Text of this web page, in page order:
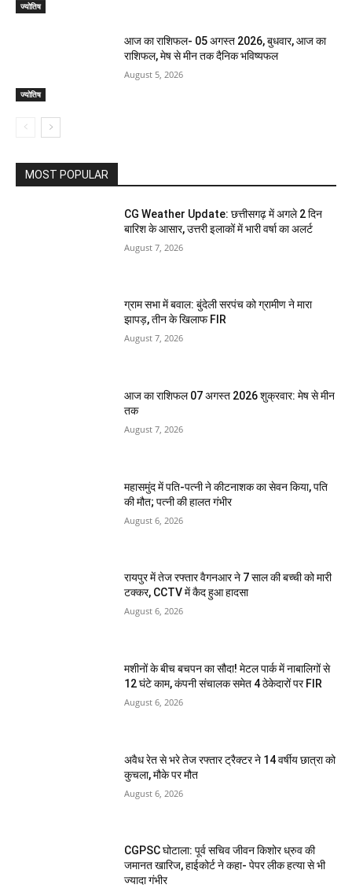
ज्योतिष
ज्योतिष
आज का राशिफल- 05 अगस्त 2026, बुधवार, आज का
राशिफल, मेष से मीन तक दैनिक भविष्यफल
August 5, 2026
MOST POPULAR
CG Weather Update: छत्तीसगढ़ में अगले 2 दिन
बारिश के आसार, उत्तरी इलाकों में भारी वर्षा का अलर्ट
August 7, 2026
ग्राम सभा में बवाल: बुंदेली सरपंच को ग्रामीण ने मारा
झापड़, तीन के खिलाफ FIR
August 7, 2026
आज का राशिफल 07 अगस्त 2026 शुक्रवार: मेष से मीन
तक
August 7, 2026
महासमुंद में पति-पत्नी ने कीटनाशक का सेवन किया, पति
की मौत; पत्नी की हालत गंभीर
August 6, 2026
रायपुर में तेज रफ्तार वैगनआर ने 7 साल की बच्ची को मारी
टक्कर, CCTV में कैद हुआ हादसा
August 6, 2026
मशीनों के बीच बचपन का सौदा! मेटल पार्क में नाबालिगों से
12 घंटे काम, कंपनी संचालक समेत 4 ठेकेदारों पर FIR
August 6, 2026
अवैध रेत से भरे तेज रफ्तार ट्रैक्टर ने 14 वर्षीय छात्रा को
कुचला, मौके पर मौत
August 6, 2026
CGPSC घोटाला: पूर्व सचिव जीवन किशोर ध्रुव की
जमानत खारिज, हाईकोर्ट ने कहा- पेपर लीक हत्या से भी
ज्यादा गंभीर